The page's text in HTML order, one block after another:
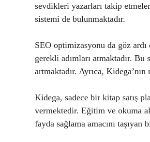
sevdikleri yazarları takip
sistemi de bulunmaktadır.
SEO optimizasyonu da göz
gerekli adımları atmaktadır. Bu
artmaktadır. Ayrıca,
Kidega, sadece bir kitap satış
vermektedir. Eğitim ve okuma
fayda sağlama amacını taşıyan